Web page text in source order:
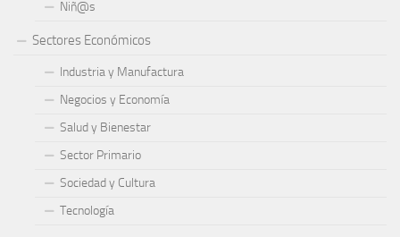
Niñ@s
Sectores Económicos
Industria y Manufactura
Negocios y Economía
Salud y Bienestar
Sector Primario
Sociedad y Cultura
Tecnología